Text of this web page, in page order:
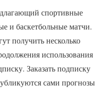
спортивные
и баскетбольные матчи.
получить несколько
использования
Заказать подписку
сами прогнозы